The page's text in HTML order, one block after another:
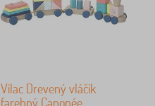
Vilac Drevený vláčik
farebný Canopée